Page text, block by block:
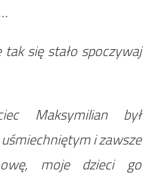
się stało spoczywaj
Maksymilian był
i zawsze
moje dzieci go